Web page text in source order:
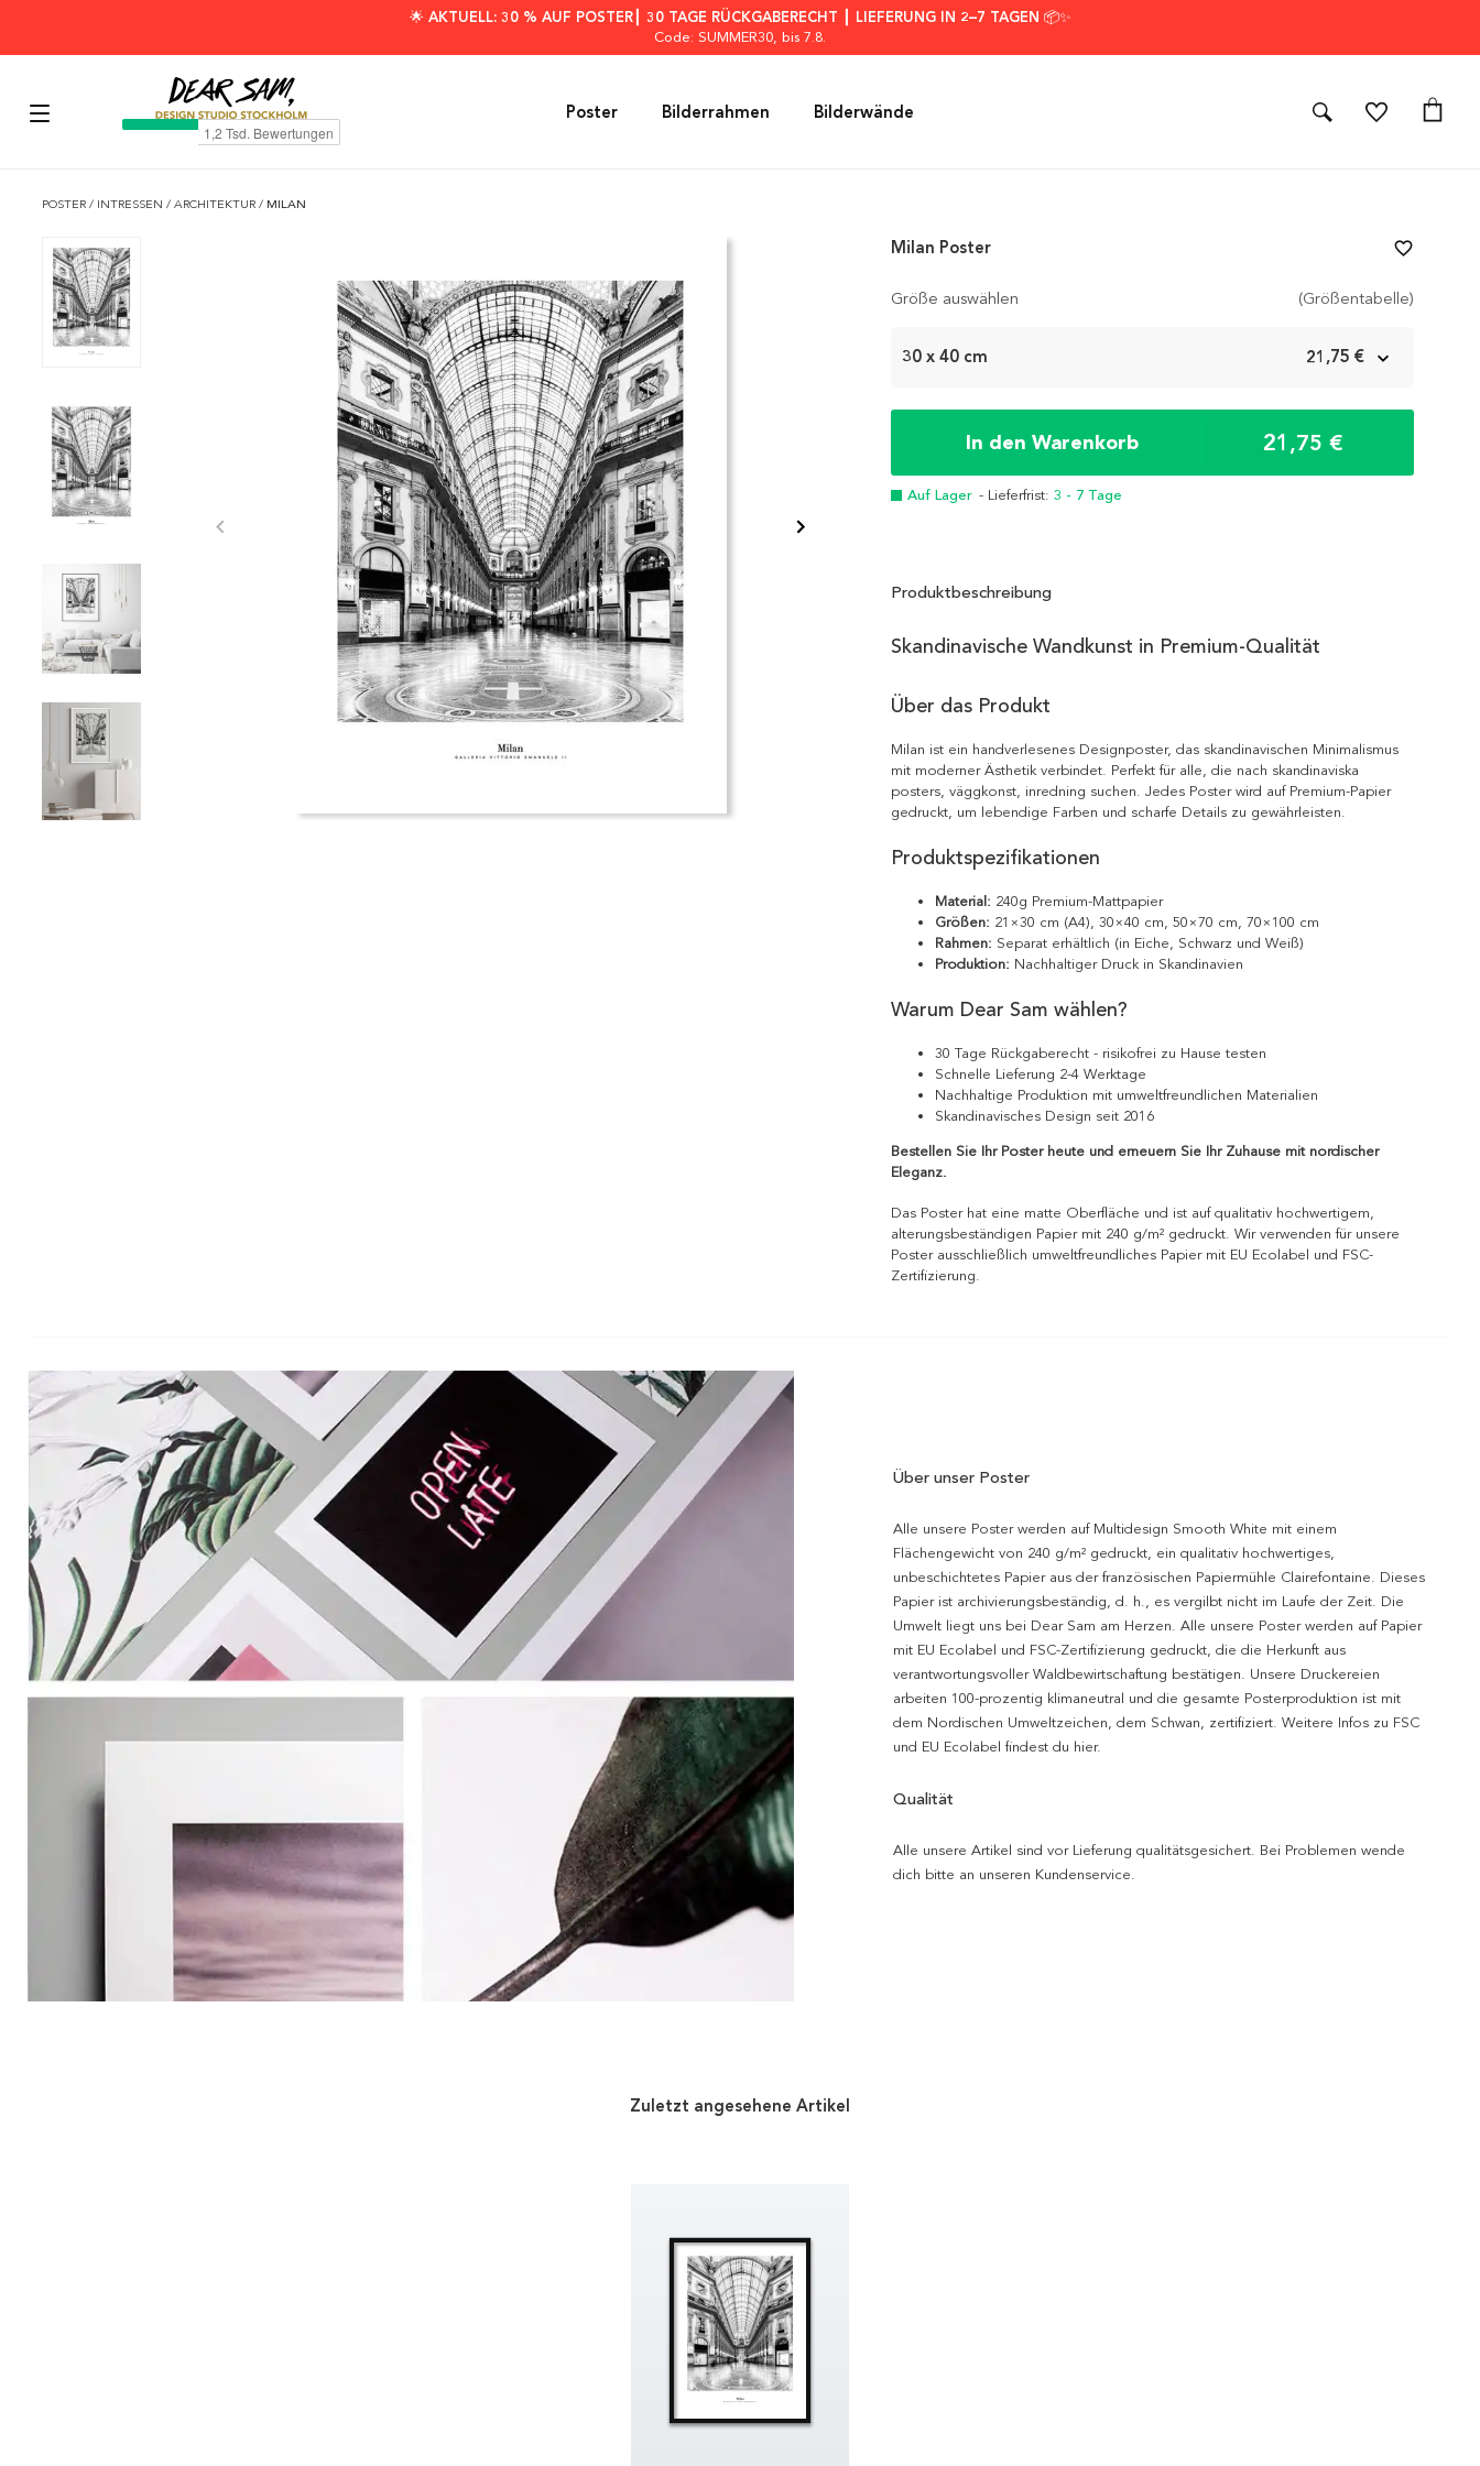
🌟 AKTUELL: 30 % AUF POSTER┃ 30 TAGE RÜCKGABERECHT ┃ LIEFERUNG IN 2–7 TAGEN 📦✨
Code: SUMMER30, bis 7.8.
Poster Bilderrahmen Bilderwände
POSTER / INTRESSEN / ARCHITEKTUR / MILAN
Größe auswählen (Größentabelle)
30 x 40 cm 21,75 €
In den Warenkorb 21,75 €
Auf Lager - Lieferfrist: 3 - 7 Tage
Milan Poster favorite_border
Produktbeschreibung
Skandinavische Wandkunst in Premium-Qualität
Über das Produkt
Milan ist ein handverlesenes Designposter, das skandinavischen Minimalismus
mit moderner Ästhetik verbindet. Perfekt für alle, die nach skandinaviska
posters, väggkonst, inredning suchen. Jedes Poster wird auf Premium-Papier
gedruckt, um lebendige Farben und scharfe Details zu gewährleisten.
Produktspezifikationen
Material: 240g Premium-Mattpapier
Größen: 21×30 cm (A4), 30×40 cm, 50×70 cm, 70×100 cm
Rahmen: Separat erhältlich (in Eiche, Schwarz und Weiß)
Produktion: Nachhaltiger Druck in Skandinavien
Warum Dear Sam wählen?
30 Tage Rückgaberecht - risikofrei zu Hause testen
Schnelle Lieferung 2-4 Werktage
Nachhaltige Produktion mit umweltfreundlichen Materialien
Skandinavisches Design seit 2016
Bestellen Sie Ihr Poster heute und erneuern Sie Ihr Zuhause mit nordischer
Eleganz.
Das Poster hat eine matte Oberfläche und ist auf qualitativ hochwertigem,
alterungsbeständigen Papier mit 240 g/m² gedruckt. Wir verwenden für unsere
Poster ausschließlich umweltfreundliches Papier mit EU Ecolabel und FSC-
Zertifizierung.
Über unser Poster
Alle unsere Poster werden auf Multidesign Smooth White mit einem
Flächengewicht von 240 g/m² gedruckt, ein qualitativ hochwertiges,
unbeschichtetes Papier aus der französischen Papiermühle Clairefontaine. Dieses
Papier ist archivierungsbeständig, d. h., es vergilbt nicht im Laufe der Zeit. Die
Umwelt liegt uns bei Dear Sam am Herzen. Alle unsere Poster werden auf Papier
mit EU Ecolabel und FSC-Zertifizierung gedruckt, die die Herkunft aus
verantwortungsvoller Waldbewirtschaftung bestätigen. Unsere Druckereien
arbeiten 100-prozentig klimaneutral und die gesamte Posterproduktion ist mit
dem Nordischen Umweltzeichen, dem Schwan, zertifiziert. Weitere Infos zu FSC
und EU Ecolabel findest du hier.
Qualität
Alle unsere Artikel sind vor Lieferung qualitätsgesichert. Bei Problemen wende
dich bitte an unseren Kundenservice.
Zuletzt angesehene Artikel